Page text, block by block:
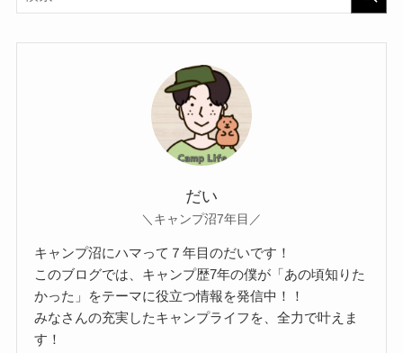
だい
＼キャンプ沼7年目／
キャンプ沼にハマって７年目のだいです！
このブログでは、キャンプ歴7年の僕が「あの頃知りた
かった」をテーマに役立つ情報を発信中！！
みなさんの充実したキャンプライフを、全力で叶えま
す！